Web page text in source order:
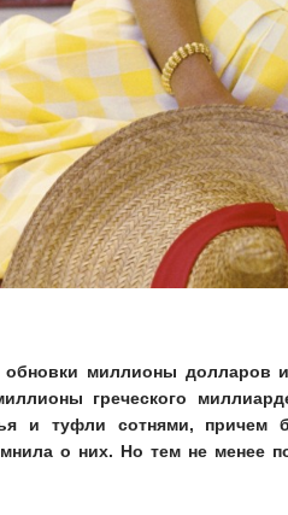
миллионы долларов
греческого
и туфли сотнями,
о них. Но тем не менее